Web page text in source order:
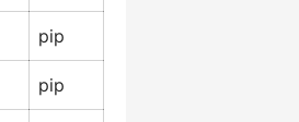
pip
pip